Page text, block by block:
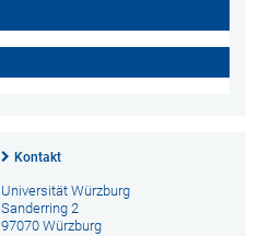
Kontakt
Universität Würzburg
Sanderring 2
97070 Würzburg